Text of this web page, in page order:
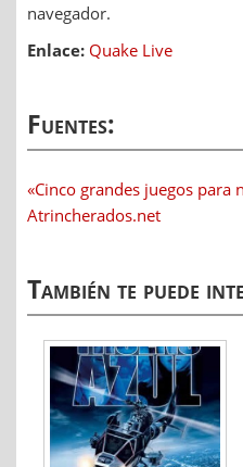
navegador.
Enlace: Quake Live
Fuentes:
«Cinco grandes juegos para
Atrincherados.net
También te puede